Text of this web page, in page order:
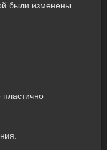
были изменены